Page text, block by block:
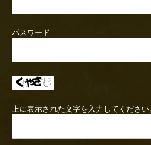
パスワード
上に表示された文字を入力してください